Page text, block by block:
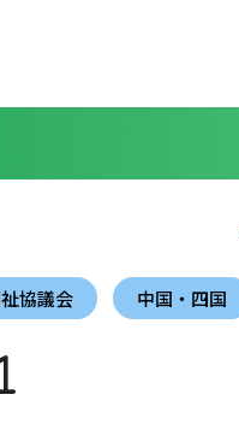
協議会 中国・四国